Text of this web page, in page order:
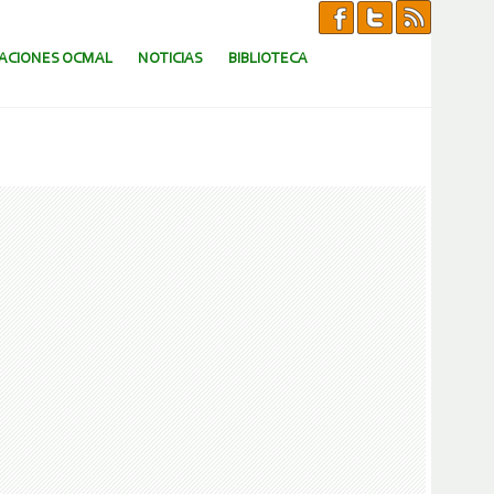
OCMAL NOTICIAS BIBLIOTECA